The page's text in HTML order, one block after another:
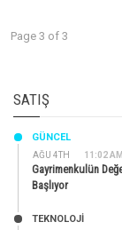
Page 3 of 3
SATIŞ
AĞU 4TH 11:02 AM
GÜNCEL
Gayrimenkulün
Başlıyor
TEKNOLOJİ